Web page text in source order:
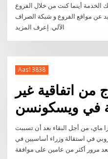
الخدمة أينما كنت من خلال الفروع
عن مواقع الفروع و شبكة الصراف
الآلي. إعرف المزيد
Aas13838
من اتفاقية غير
في ويسكونسن
ماي، من أجل البقاء بعد أن تسببت
في استقالة وزراء أساسيين في
مرور أكثر من عامين على موافقة